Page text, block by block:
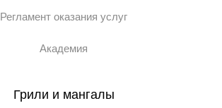
Регламент оказания услуг
Академия
Грили и мангалы